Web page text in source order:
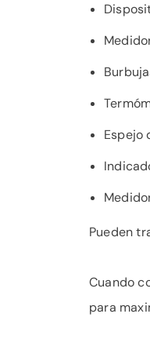
Espejo
Pueden
Cuando
para